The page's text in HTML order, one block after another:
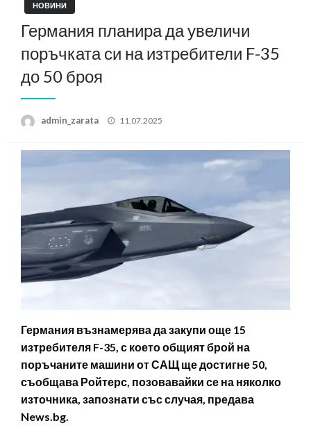
НОВИНИ
Германия планира да увеличи
поръчката си на изтребители F-35
до 50 броя
admin_zarata
Posted
11.07.2025
Германия възнамерява да закупи още 15
изтребителя F-35, с което общият брой на
поръчаните машини от САЩ ще достигне 50,
съобщава Ройтерс, позовавайки се на няколко
източника, запознати със случая, предава
News.bg.